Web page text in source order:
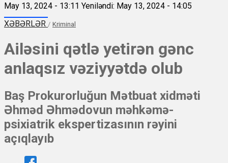
May 13, 2024 - 13:11 Yeniləndi: May 13, 2024 - 14:05
XƏBƏRLƏR / Kriminal
Ailəsini qətlə yetirən gənc
anlaqsız vəziyyətdə olub
Baş Prokurorluğun Mətbuat xidməti
Əhməd Əhmədovun məhkəmə-
psixiatrik ekspertizasının rəyini
açıqlayıb